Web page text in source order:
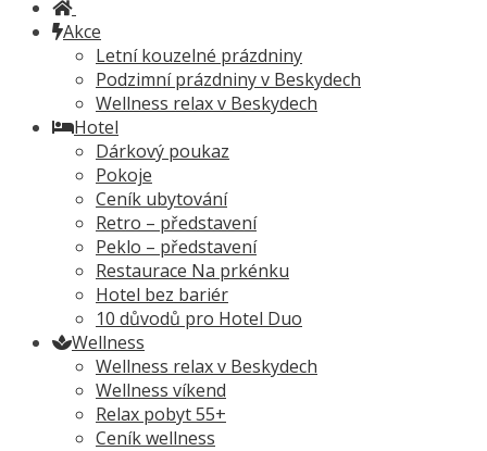
webu
Akce
Letní kouzelné prázdniny
Podzimní prázdniny v Beskydech
Wellness relax v Beskydech
Hotel
Dárkový poukaz
Pokoje
Ceník ubytování
Retro – představení
Peklo – představení
Restaurace Na prkénku
Hotel bez bariér
10 důvodů pro Hotel Duo
Wellness
Wellness relax v Beskydech
Wellness víkend
Relax pobyt 55+
Ceník wellness